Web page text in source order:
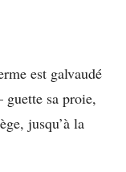
est galvaudé
guette sa proie,
jusqu’à la